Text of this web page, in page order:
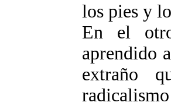
los pies y
En el
aprendido
extraño